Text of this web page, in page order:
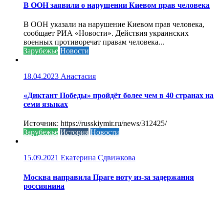
В ООН заявили о нарушении Киевом прав человека
В ООН указали на нарушение Киевом прав человека,
сообщает РИА «Новости». Действия украинских
военных противоречат правам человека...
Зарубежье Новости
18.04.2023 Анастасия
«Диктант Победы» пройдёт более чем в 40 странах на
семи языках
Источник: https://russkiymir.ru/news/312425/
Зарубежье История Новости
15.09.2021 Екатерина Сдвижкова
Москва направила Праге ноту из-за задержания
россиянина